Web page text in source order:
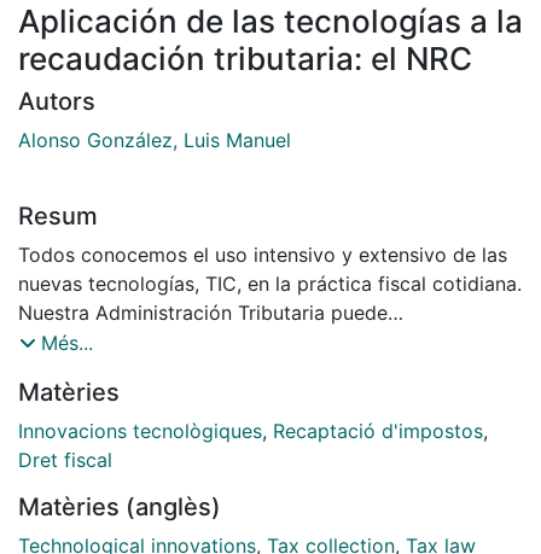
Aplicación de las tecnologías a la
recaudación tributaria: el NRC
Autors
Alonso González, Luis Manuel
Resum
Todos conocemos el uso intensivo y extensivo de las
nuevas tecnologías, TIC, en la práctica fiscal cotidiana.
Nuestra Administración Tributaria puede
enorgullecerse de aprovechar al máximo las nuevas
utilizarlas para tecnificar al máximo nivel la evolución
de la vida fiscal. Llama la atención, sin embargo, el
notable retraso que se evidencia en las normas
rango, a la hora de recoger con cierta concreción esta
situación.
Més...
Matèries
Innovacions tecnològiques, Recaptació d'impostos,
Dret fiscal
Matèries (anglès)
Technological innovations, Tax collection, Tax law